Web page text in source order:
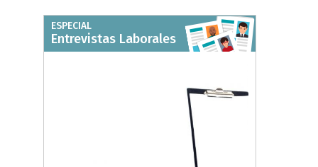
ESPECIAL
Entrevistas Laborales